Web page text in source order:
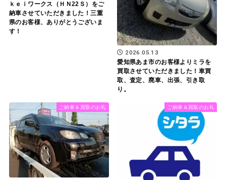
ｋｅｉワークス（ＨＮ22Ｓ）をご
納車させていただきました！三重
県のお客様、ありがとうございま
す！
2026.05.13
愛知県あま市のお客様よりミラを
買取させていただきました！車買
取、査定、廃車、出張、引き取
り。
ご納車＆買取のお礼 ご納車＆買取のお礼